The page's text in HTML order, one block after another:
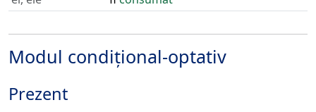
Modul condițional-optativ
Prezent